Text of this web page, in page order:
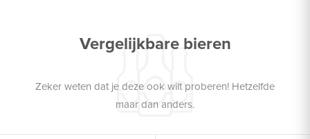
Vergelijkbare bieren
Zeker weten dat je deze ook wilt proberen! Hetzelfde
maar dan anders.